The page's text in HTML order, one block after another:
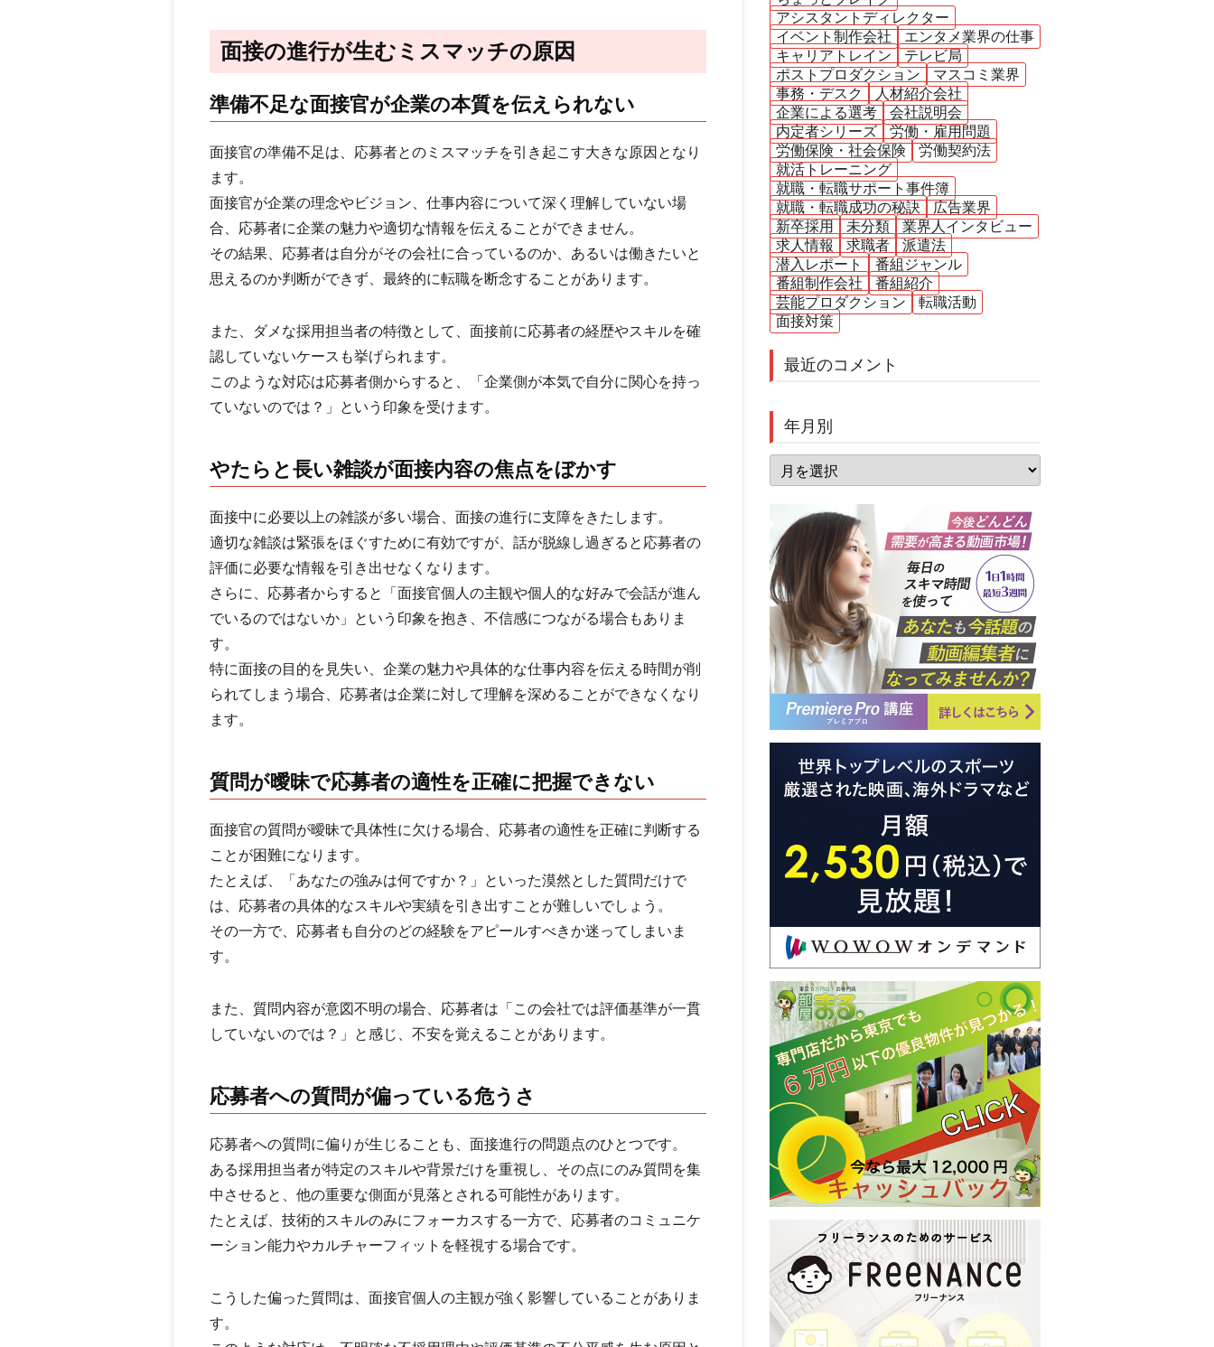
面接の進行が生むミスマッチの原因
準備不足な面接官が企業の本質を伝えられない
面接官の準備不足は、応募者とのミスマッチを引き起こす大きな原因となり
ます。
面接官が企業の理念やビジョン、仕事内容について深く理解していない場
合、応募者に企業の魅力や適切な情報を伝えることができません。
その結果、応募者は自分がその会社に合っているのか、あるいは働きたいと
思えるのか判断ができず、最終的に転職を断念することがあります。
また、ダメな採用担当者の特徴として、面接前に応募者の経歴やスキルを確
認していないケースも挙げられます。
このような対応は応募者側からすると、「企業側が本気で自分に関心を持っ
ていないのでは？」という印象を受けます。
やたらと長い雑談が面接内容の焦点をぼかす
面接中に必要以上の雑談が多い場合、面接の進行に支障をきたします。
適切な雑談は緊張をほぐすために有効ですが、話が脱線し過ぎると応募者の
評価に必要な情報を引き出せなくなります。
さらに、応募者からすると「面接官個人の主観や個人的な好みで会話が進ん
でいるのではないか」という印象を抱き、不信感につながる場合もありま
す。
特に面接の目的を見失い、企業の魅力や具体的な仕事内容を伝える時間が削
られてしまう場合、応募者は企業に対して理解を深めることができなくなり
ます。
質問が曖昧で応募者の適性を正確に把握できない
面接官の質問が曖昧で具体性に欠ける場合、応募者の適性を正確に判断する
ことが困難になります。
たとえば、「あなたの強みは何ですか？」といった漠然とした質問だけで
は、応募者の具体的なスキルや実績を引き出すことが難しいでしょう。
その一方で、応募者も自分のどの経験をアピールすべきか迷ってしまいま
す。
また、質問内容が意図不明の場合、応募者は「この会社では評価基準が一貫
していないのでは？」と感じ、不安を覚えることがあります。
応募者への質問が偏っている危うさ
応募者への質問に偏りが生じることも、面接進行の問題点のひとつです。
ある採用担当者が特定のスキルや背景だけを重視し、その点にのみ質問を集
中させると、他の重要な側面が見落とされる可能性があります。
たとえば、技術的スキルのみにフォーカスする一方で、応募者のコミュニケ
ーション能力やカルチャーフィットを軽視する場合です。
こうした偏った質問は、面接官個人の主観が強く影響していることがありま
す。
アシスタントディレクター
イベント制作会社
エンタメ業界の仕事
キャリアトレイン
テレビ局
ポストプロダクション
マスコミ業界
事務・デスク
人材紹介会社
企業による選考
会社説明会
内定者シリーズ
労働・雇用問題
労働保険・社会保険
労働契約法
就活トレーニング
就職・転職サポート事件簿
就職・転職成功の秘訣
広告業界
新卒採用
未分類
業界人インタビュー
求人情報
求職者
派遣法
潜入レポート
番組ジャンル
番組制作会社
番組紹介
芸能プロダクション
転職活動
面接対策
最近のコメント
年月別
月